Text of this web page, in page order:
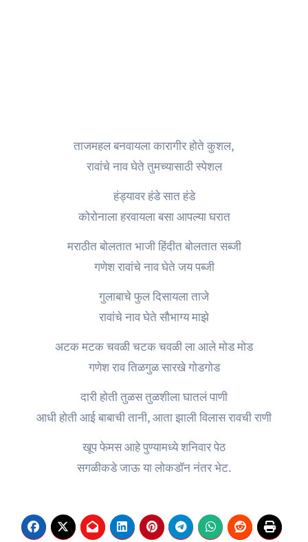
ताजमहल बनवायला कारागीर होते कुशल,
रावांचे नाव घेते तुमच्यासाठी स्पेशल
हंड्यावर हंडे सात हंडे
कोरोनाला हरवायला बसा आपल्या घरात
मराठीत बोलतात भाजी हिंदीत बोलतात सब्जी
गणेश रावांचे नाव घेते जय पब्जी
गुलाबाचे फुल दिसायला ताजे
रावांचे नाव घेते सौभाग्य माझे
अटक मटक चवळी चटक चवळी ला आले मोड मोड
गणेश राव तिळगुळ सारखे गोडगोड
दारी होती तुळस तुळशीला घातलं पाणी
आधी होती आई बाबाची तानी, आता झाली विलास रावची राणी
खूप फेमस आहे पुण्यामध्ये शनिवार पेठ
सगळीकडे जाऊ या लोकडॉन नंतर भेट.